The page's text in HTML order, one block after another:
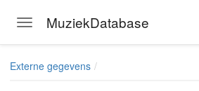
Toggle navigation
MuziekDatabase
Externe gegevens